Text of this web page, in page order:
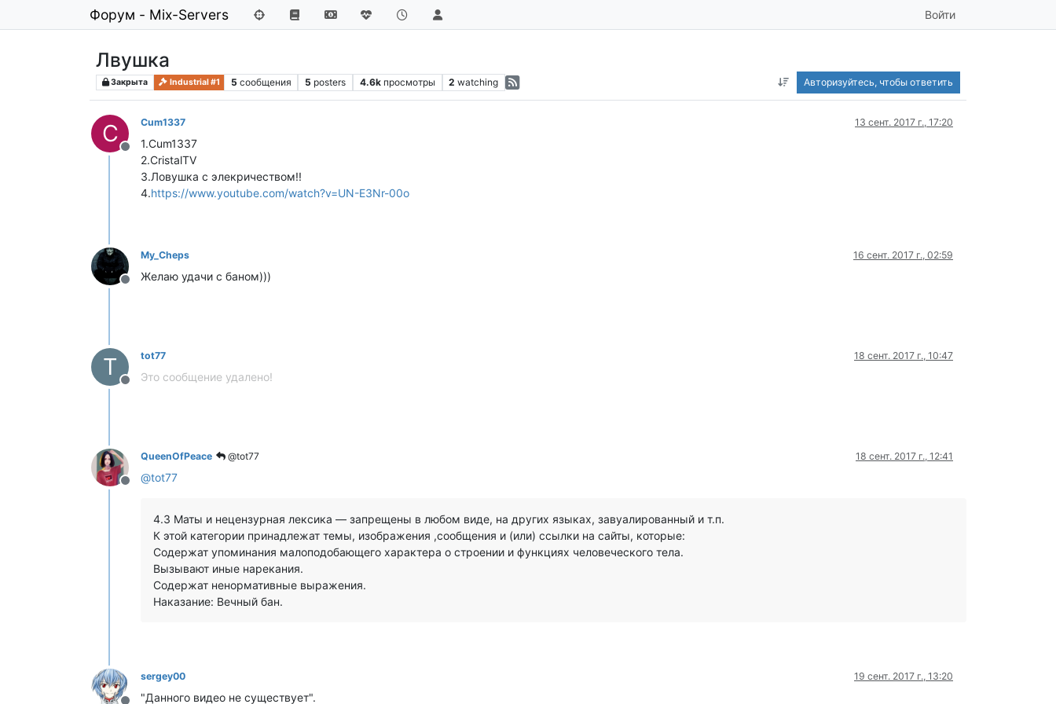
Форум - Mix-Servers Войти
Лвушка
Закрыта Industrial #1 5 сообщения 5 posters 4.6k просмотры 2 watching Авторизуйтесь, чтобы ответить
C
Не в сети
Cum1337 13 сент. 2017 г., 17:20
1.Cum1337
2.CristalTV
3.Ловушка с элекричеством!!
4.https://www.youtube.com/watch?v=UN-E3Nr-00o
Не в сети
My_Cheps 16 сент. 2017 г., 02:59
Желаю удачи с баном)))
T
Не в сети
tot77 18 сент. 2017 г., 10:47
Это сообщение удалено!
Не в сети
QueenOfPeace @tot77 18 сент. 2017 г., 12:41
@tot77
4.3 Маты и нецензурная лексика — запрещены в любом виде, на других языках, завуалированный и т.п.
К этой категории принадлежат темы, изображения ,сообщения и (или) ссылки на сайты, которые:
Содержат упоминания малоподобающего характера о строении и функциях человеческого тела.
Вызывают иные нарекания.
Содержат ненормативные выражения.
Наказание: Вечный бан.
sergey00 19 сент. 2017 г., 13:20
"Данного видео не существует".